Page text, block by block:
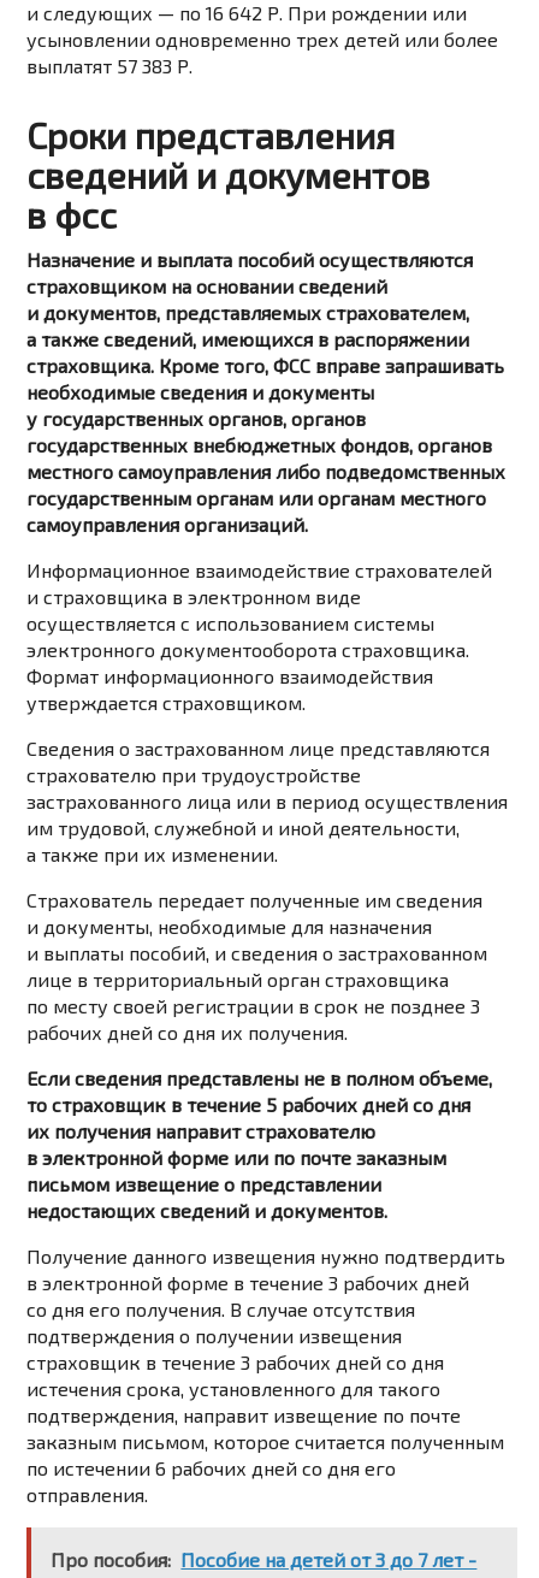
и следующих — по 16 642 Р. При рождении или
усыновлении одновременно трех детей или более
выплатят 57 383 Р.
Сроки представления
сведений и документов
в фсс
Назначение и выплата пособий осуществляются
страховщиком на основании сведений
и документов, представляемых страхователем,
а также сведений, имеющихся в распоряжении
страховщика. Кроме того, ФСС вправе запрашивать
необходимые сведения и документы
у государственных органов, органов
государственных внебюджетных фондов, органов
местного самоуправления либо подведомственных
государственным органам или органам местного
самоуправления организаций.
Информационное взаимодействие страхователей
и страховщика в электронном виде
осуществляется с использованием системы
электронного документооборота страховщика.
Формат информационного взаимодействия
утверждается страховщиком.
Сведения о застрахованном лице представляются
страхователю при трудоустройстве
застрахованного лица или в период осуществления
им трудовой, служебной и иной деятельности,
а также при их изменении.
Страхователь передает полученные им сведения
и документы, необходимые для назначения
и выплаты пособий, и сведения о застрахованном
лице в территориальный орган страховщика
по месту своей регистрации в срок не позднее 3
рабочих дней со дня их получения.
Если сведения представлены не в полном объеме,
то страховщик в течение 5 рабочих дней со дня
их получения направит страхователю
в электронной форме или по почте заказным
письмом извещение о представлении
недостающих сведений и документов.
Получение данного извещения нужно подтвердить
в электронной форме в течение 3 рабочих дней
со дня его получения. В случае отсутствия
подтверждения о получении извещения
страховщик в течение 3 рабочих дней со дня
истечения срока, установленного для такого
подтверждения, направит извещение по почте
заказным письмом, которое считается полученным
по истечении 6 рабочих дней со дня его
отправления.
Про пособия: Пособие на детей от 3 до 7 лет -